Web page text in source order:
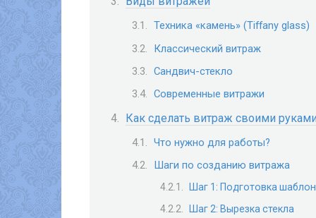
Техника «камень» (Tiffany glass)
Классический витраж
Сандвич-стекло
Современные витражи
Как сделать витраж своими
Что нужно для работы?
Шаги по созданию витража
Шаг 1: Подготовка
Шаг 2: Вырезка стекла